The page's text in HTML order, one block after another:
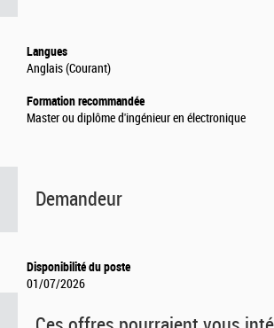
Langues
Anglais (Courant)
Formation recommandée
Master ou diplôme d'ingénieur en électronique
Demandeur
Disponibilité du poste
01/07/2026